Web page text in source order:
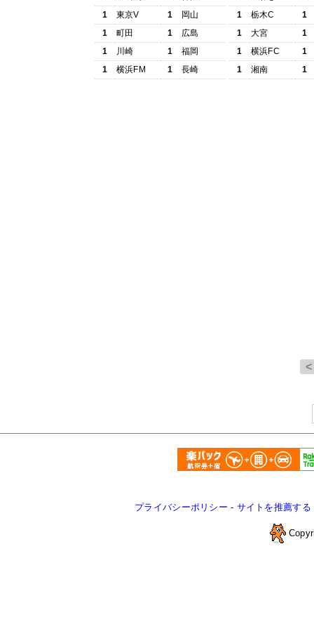
1
東京V 1
岡山
1
町田 1
広島
1
川崎 1
福岡
1
横浜FM 1 長崎
1
栃木C
1
1
大宮
1
1
横浜FC
1
1
湘南 1
プライバシーポリシー - サイトを推薦する